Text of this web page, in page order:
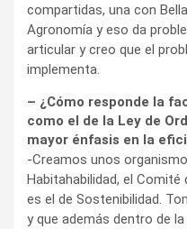
compartidas, una con
Agronomía y eso da
articular y creo que el
implementa.
– ¿Cómo responde la
como el de la Ley de
mayor énfasis en la
-Creamos unos
Habitahabilidad, el
es el de Sostenibilidad.
y que además dentro de